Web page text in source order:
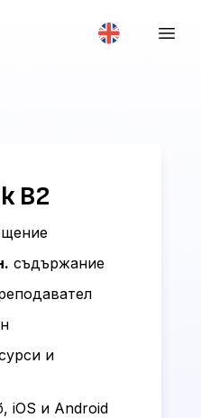
В2
съдържание
и
iOS и Android